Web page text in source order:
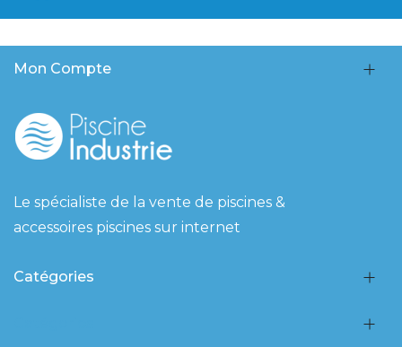
Le spécialiste de la vente de piscines &
accessoires piscines sur internet
Catégories
Mon Compte